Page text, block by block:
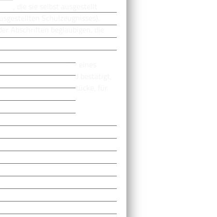
die sie selbst ausgestellt
Schulzeugnisses)
Abschriften beglaubigen, die
einer Unterschrift
oder eines
Unterschrift wird bestätigt,
hat (z.B. Schriftstücke, für
von Schriftstücken,
sind oder
benötigt werden